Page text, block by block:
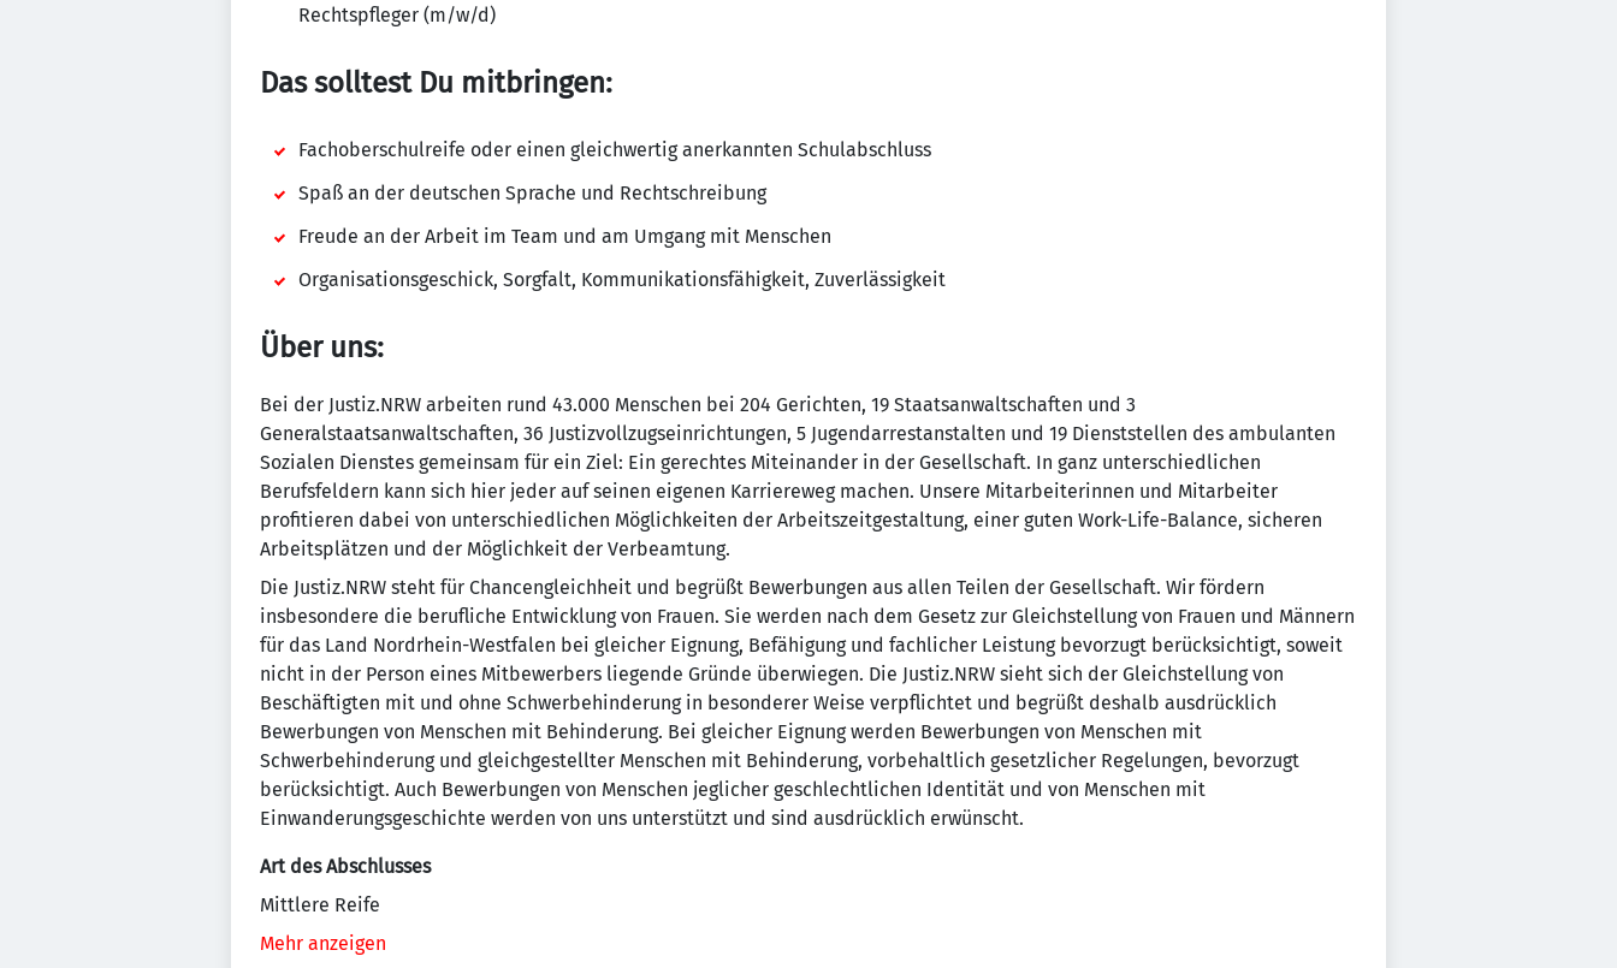
Rechtspfleger (m/w/d)
Das solltest Du mitbringen:
Fachoberschulreife oder einen gleichwertig anerkannten Schulabschluss
Spaß an der deutschen Sprache und Rechtschreibung
Freude an der Arbeit im Team und am Umgang mit Menschen
Organisationsgeschick, Sorgfalt, Kommunikationsfähigkeit, Zuverlässigkeit
Über uns:
Bei der Justiz.NRW arbeiten rund 43.000 Menschen bei 204 Gerichten, 19 Staatsanwaltschaften und 3
Generalstaatsanwaltschaften, 36 Justizvollzugseinrichtungen, 5 Jugendarrestanstalten und 19 Dienststellen des ambulanten
Sozialen Dienstes gemeinsam für ein Ziel: Ein gerechtes Miteinander in der Gesellschaft. In ganz unterschiedlichen
Berufsfeldern kann sich hier jeder auf seinen eigenen Karriereweg machen. Unsere Mitarbeiterinnen und Mitarbeiter
profitieren dabei von unterschiedlichen Möglichkeiten der Arbeitszeitgestaltung, einer guten Work-Life-Balance, sicheren
Arbeitsplätzen und der Möglichkeit der Verbeamtung.
Die Justiz.NRW steht für Chancengleichheit und begrüßt Bewerbungen aus allen Teilen der Gesellschaft. Wir fördern
insbesondere die berufliche Entwicklung von Frauen. Sie werden nach dem Gesetz zur Gleichstellung von Frauen und Männern
für das Land Nordrhein-Westfalen bei gleicher Eignung, Befähigung und fachlicher Leistung bevorzugt berücksichtigt, soweit
nicht in der Person eines Mitbewerbers liegende Gründe überwiegen. Die Justiz.NRW sieht sich der Gleichstellung von
Beschäftigten mit und ohne Schwerbehinderung in besonderer Weise verpflichtet und begrüßt deshalb ausdrücklich
Bewerbungen von Menschen mit Behinderung. Bei gleicher Eignung werden Bewerbungen von Menschen mit
Schwerbehinderung und gleichgestellter Menschen mit Behinderung, vorbehaltlich gesetzlicher Regelungen, bevorzugt
berücksichtigt. Auch Bewerbungen von Menschen jeglicher geschlechtlichen Identität und von Menschen mit
Einwanderungsgeschichte werden von uns unterstützt und sind ausdrücklich erwünscht.
Art des Abschlusses
Mittlere Reife
Mehr anzeigen